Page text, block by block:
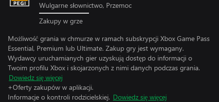
Wulgarne słownictwo, Przemoc
Zakupy w grze
Możliwość grania w chmurze w ramach subskrypcji Xbox Game Pass
Essential, Premium lub Ultimate. Zakup gry jest wymagany.
Wydawcy uruchamianych gier uzyskują dostęp do informacji o
Twoim profilu Xbox i skojarzonych z nimi danych podczas grania.
Dowiedz się więcej
+Oferty zakupów w aplikacji.
Informacje o kontroli rodzicielskiej. Dowiedz się więcej